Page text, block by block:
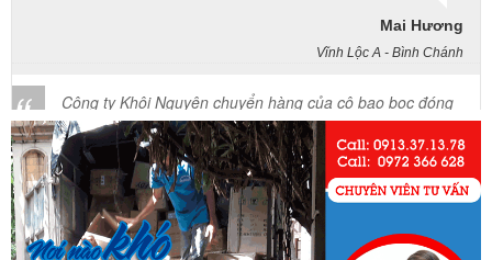
Công ty Khôi Nguyên chuyển hàng của cô bao bọc đóng
57 Tây Thạnh, Tân Phú
Khảo sát nhanh, giá cả hợp lý. Nhân viên nhiệt tình. Chúc
công ty ngày càng phát triển. Cảm ơn Khôi Nguyên